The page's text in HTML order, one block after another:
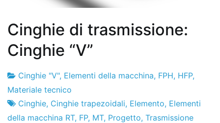
Cinghie di trasmissione:
Cinghie “V”
Fabbrica
di
progetti
20
de
gennaio
Cinghie "V", Elementi della macchina, FPH, HFP,
Materiale tecnico
Cinghie, Cinghie trapezoidali, Elemento, Elementi
della macchina RT, FP, MT, Progetto, Trasmissione